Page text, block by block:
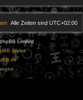
Alle Zeiten sind UTC+02:00
Limited
Styles